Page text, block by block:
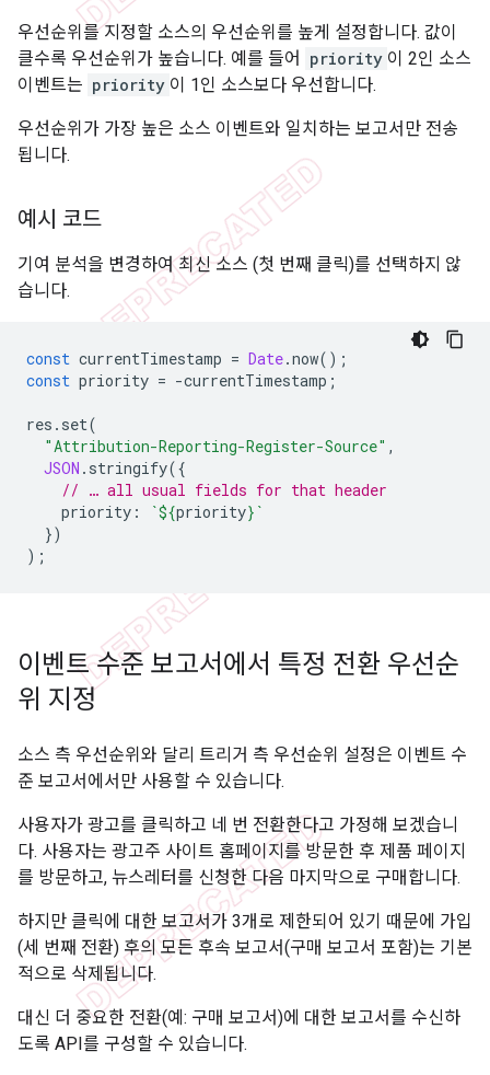
우선순위를 지정할 소스의 우선순위를 높게 설정합니다. 값이
클수록 우선순위가 높습니다. 예를 들어
priority 이 2인 소스
이벤트는 priority 이 1인 소스보다 우선합니다.
우선순위가 가장 높은 소스 이벤트와 일치하는 보고서만 전송
됩니다.
예시 코드
기여 분석을 변경하여 최신 소스 (첫 번째 클릭)를 선택하지 않
습니다.
const currentTimestamp = Date.now();
const priority = -currentTimestamp ;
res . set(
"Attribution-Reporting-Register-Source" ,
JSON . stringify({
// … all usual fields for that header
priority : `${priority} `
})
);
이벤트 수준 보고서에서 특정 전환 우선순
위 지정
소스 측 우선순위와 달리 트리거 측 우선순위 설정은 이벤트 수
준 보고서에서만 사용할 수 있습니다.
사용자가 광고를 클릭하고 네 번 전환한다고 가정해 보겠습니
다. 사용자는 광고주 사이트 홈페이지를 방문한 후 제품 페이지
를 방문하고, 뉴스레터를 신청한 다음 마지막으로 구매합니다.
하지만 클릭에 대한 보고서가 3개로 제한되어 있기 때문에 가입
(세 번째 전환) 후의 모든 후속 보고서(구매 보고서 포함)는 기본
적으로 삭제됩니다.
대신 더 중요한 전환(예: 구매 보고서)에 대한 보고서를 수신하
도록 API를 구성할 수 있습니다.